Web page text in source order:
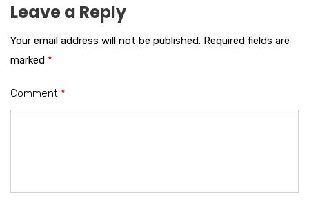
Leave a Reply
Your email address will not be published. Required fields are
marked *
Comment *